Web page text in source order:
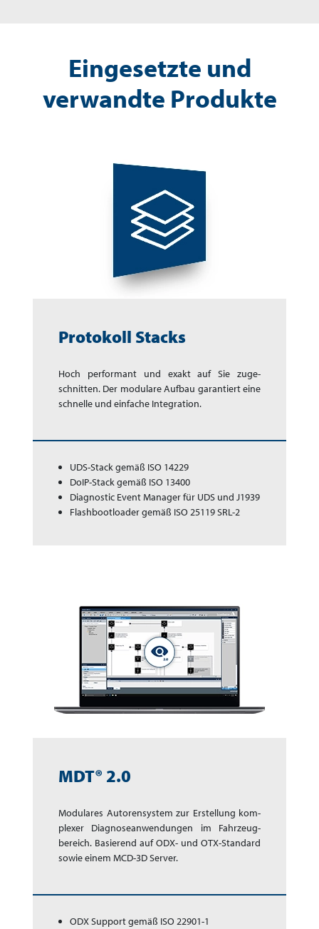
Eingesetzte und
verwandte Produkte
Protokoll Stacks
Hoch performant und exakt auf Sie zuge­
schnitten. Der modulare Aufbau garantiert eine
schnelle und einfache Integration.
UDS-Stack gemäß ISO 14229
DoIP-Stack gemäß ISO 13400
Diagnostic Event Manager für UDS und J1939
Flashbootloader gemäß ISO 25119 SRL-2
MDT® 2.0
Modulares Autoren­sys­tem zur Erstellung kom­
plexer Diagnose­anwen­dungen im Fahr­zeug­
bereich. Basier­end auf ODX- und OTX-Standard
sowie einem MCD-3D Server.
ODX Support gemäß ISO 22901-1